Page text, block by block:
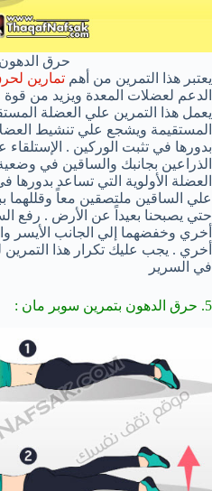
حرق الدهون
يعتبر هذا التمرين من أهم تمارين
الدعم لعضلات المعدة ويزيد من
يعمل هذا التمرين علي العضلة
المستقيمة ويشجع علي تنشيط
بدورها في تثبت الوركين .
الذراعين بجانبك والساقين في
العضلة الأولوية التي تساعد
علي الساقين ملتصقين معاً وقللهما
حتي يصبحنا بعيداً عن الأرض . رفع
أخري وخفضهما إلي الجانب الأيسر
أخري . يجب عليك تكرار هذا
في السرير
5. حرق الدهون بتمرين سوبر مان :